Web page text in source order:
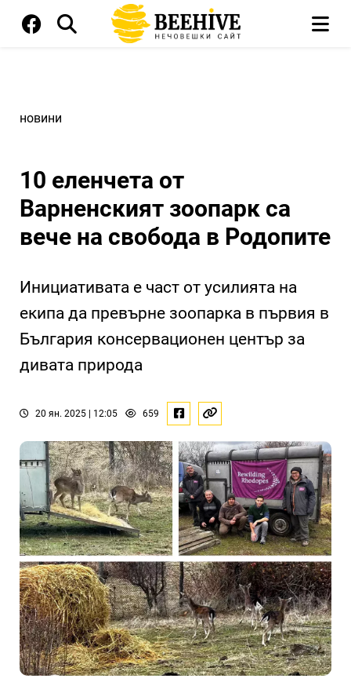
новини
10 еленчета от
Варненският зоопарк са
вече на свобода в Родопите
Инициативата е част от усилията на
екипа да превърне зоопарка в първия в
България консервационен център за
дивата природа
20 ян. 2025 | 12:05 659